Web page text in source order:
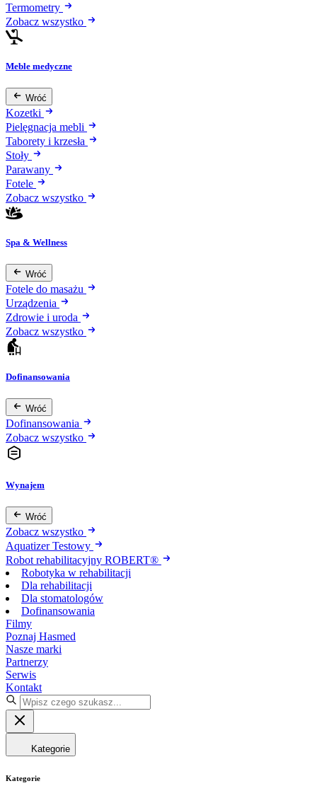
Termometry
Zobacz wszystko
Meble medyczne
Wróć
Kozetki
Pielęgnacja mebli
Taborety i krzesła
Stoły
Parawany
Fotele
Zobacz wszystko
Spa & Wellness
Wróć
Fotele do masażu
Urządzenia
Zdrowie i uroda
Zobacz wszystko
Dofinansowania
Wróć
Dofinansowania
Zobacz wszystko
Wynajem
Wróć
Zobacz wszystko
Aquatizer Testowy
Robot rehabilitacyjny ROBERT®
Robotyka w rehabilitacji
Dla rehabilitacji
Dla stomatologów
Dofinansowania
Filmy
Poznaj Hasmed
Nasze marki
Partnerzy
Serwis
Kontakt
Kategorie
Kategorie